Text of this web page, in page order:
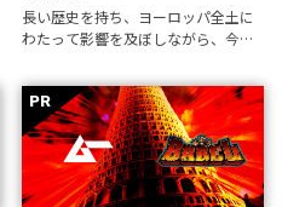
長い歴史を持ち、ヨーロッパ全土に
わたって影響を及ぼしながら、今で
トの残影を求めて、先史時代のスト
ーンサークルが無数に点在するスコ
ットランドの島々を旅する。